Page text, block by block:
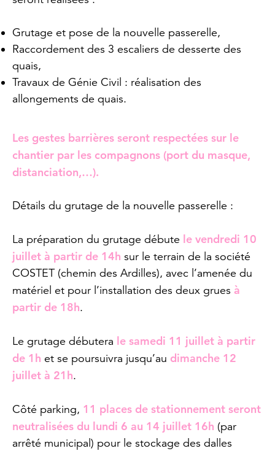
Grutage et pose de la nouvelle passerelle,
Raccordement des 3 escaliers de desserte des
quais,
Travaux de Génie Civil : réalisation des
allongements de quais.
Les gestes barrières seront respectées sur le
chantier par les compagnons (port du masque,
distanciation,…).
Détails du grutage de la nouvelle passerelle :
La préparation du grutage débute le vendredi 10
juillet à partir de 14h sur le terrain de la société
COSTET (chemin des Ardilles), avec l’amenée du
matériel et pour l’installation des deux grues à
partir de 18h.
Le grutage débutera le samedi 11 juillet à partir
de 1h et se poursuivra jusqu’au dimanche 12
juillet à 21h.
Côté parking, 11 places de stationnement seront
neutralisées du lundi 6 au 14 juillet 16h (par
arrêté municipal) pour le stockage des dalles